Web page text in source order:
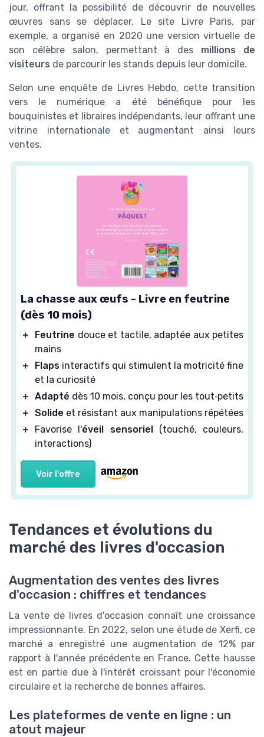
jour, offrant la possibilité de découvrir de nouvelles
œuvres sans se déplacer. Le site Livre Paris, par
exemple, a organisé en 2020 une version virtuelle de
son célèbre salon, permettant à des millions de
visiteurs de parcourir les stands depuis leur domicile.
Selon une enquête de Livres Hebdo, cette transition
vers le numérique a été bénéfique pour les
bouquinistes et libraires indépendants, leur offrant une
vitrine internationale et augmentant ainsi leurs
ventes.
La chasse aux œufs - Livre en feutrine
(dès 10 mois)
＋ Feutrine douce et tactile, adaptée aux petites
mains
＋
Flaps interactifs qui stimulent la motricité fine
et la curiosité
＋ Adapté dès 10 mois, conçu pour les tout‑petits
＋ Solide et résistant aux manipulations répétées
＋
Favorise l'éveil sensoriel(touché, couleurs,
interactions)
Voir l'offre
Tendances et évolutions du
marché des livres d'occasion
Augmentation des ventes des livres
d'occasion : chiffres et tendances
La vente de livres d'occasion connaît une croissance
impressionnante. En 2022, selon une étude de Xerfi, ce
marché a enregistré une augmentation de 12% par
rapport à l'année précédente en France. Cette hausse
est en partie due à l'intérêt croissant pour l'économie
circulaire et la recherche de bonnes affaires.
Les plateformes de vente en ligne : un
atout majeur